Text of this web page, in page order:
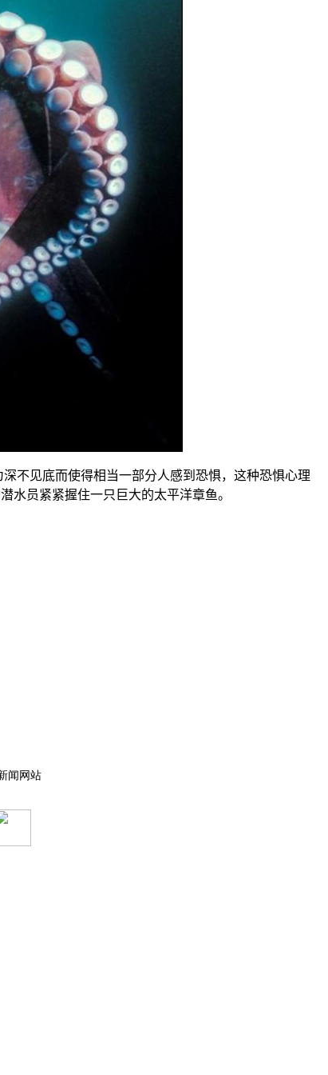
不见底而使得相当一部分人感到恐惧，这种恐惧心理
水员紧紧握住一只巨大的太平洋章鱼。